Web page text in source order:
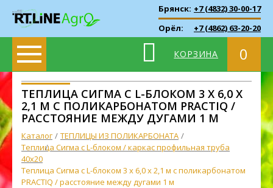
Брянск: +7 (4832) 30-00-17
Орёл:
+7 (4862) 63-20-20
КОРЗИНА 0
ТЕПЛИЦА СИГМА С L-БЛОКОМ 3 X 6,0 X
2,1 М С ПОЛИКАРБОНАТОМ PRACTIQ /
РАССТОЯНИЕ МЕЖДУ ДУГАМИ 1 М
Каталог
ТЕПЛИЦЫ ИЗ ПОЛИКАРБОНАТА
Теплица Сигма с L-блоком / каркас профильная труба
40х20
Теплица Сигма с L-блоком 3 x 6,0 x 2,1 м с поликарбонатом
PRACTIQ / расстояние между дугами 1 м